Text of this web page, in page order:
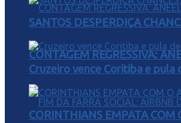
CONTAGEM REGRESSIVA:
SANTOS DESPERDIÇA
Cruzeiro vence Coritiba e
CORINTHIANS EMPATA COM